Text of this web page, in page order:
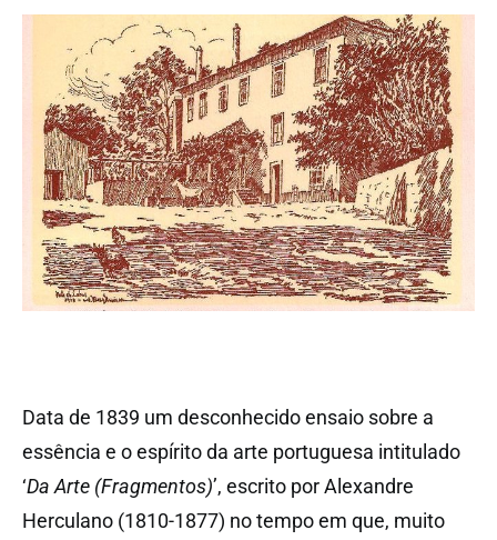
Data de 1839 um desconhecido ensaio sobre a
essência e o espírito da arte portuguesa intitulado
‘Da Arte (Fragmentos)’, escrito por Alexandre
Herculano (1810-1877) no tempo em que, muito